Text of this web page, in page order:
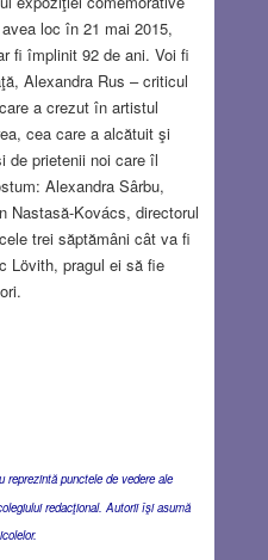
loc în 21 mai 2015,
fi împlinit 92 de ani. Voi fi
Alexandra Rus – criticul
a crezut în artistul
cea care a alcătuit şi
de prietenii noi care îl
Alexandra Sârbu,
Nastasă-Kovács, directorul
trei săptămâni cât va fi
Lövith, pragul ei să fie
punctele de vedere ale
redacţional. Autorii îşi asumă